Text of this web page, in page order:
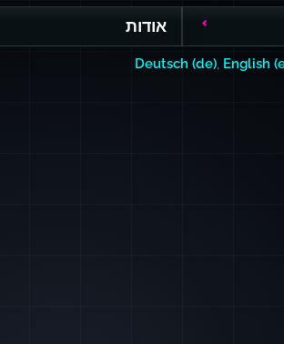
אודות
Deutsch (de) English